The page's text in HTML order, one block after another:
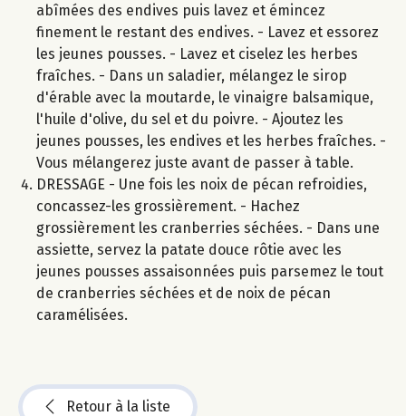
abîmées des endives puis lavez et émincez
finement le restant des endives. - Lavez et essorez
les jeunes pousses. - Lavez et ciselez les herbes
fraîches. - Dans un saladier, mélangez le sirop
d'érable avec la moutarde, le vinaigre balsamique,
l'huile d'olive, du sel et du poivre. - Ajoutez les
jeunes pousses, les endives et les herbes fraîches. -
Vous mélangerez juste avant de passer à table.
DRESSAGE - Une fois les noix de pécan refroidies,
concassez-les grossièrement. - Hachez
grossièrement les cranberries séchées. - Dans une
assiette, servez la patate douce rôtie avec les
jeunes pousses assaisonnées puis parsemez le tout
de cranberries séchées et de noix de pécan
caramélisées.
Retour à la liste